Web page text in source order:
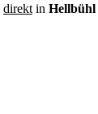
direkt in Hellbühl